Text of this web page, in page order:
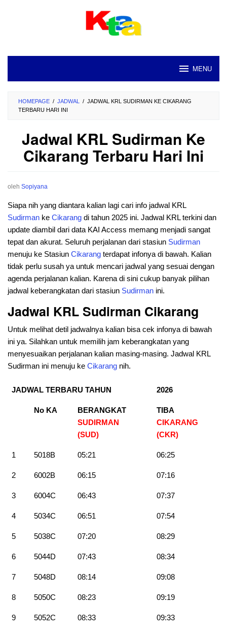
MENU
HOMEPAGE / JADWAL / JADWAL KRL SUDIRMAN KE CIKARANG
TERBARU HARI INI
Jadwal KRL Sudirman Ke
Cikarang Terbaru Hari Ini
oleh Sopiyana
Siapa nih yang diantara kalian lagi cari info jadwal KRL
Sudirman ke Cikarang di tahun 2025 ini. Jadwal KRL terkini dan
update diambil dari data KAI Access memang menjadi sangat
tepat dan akurat. Seluruh perjalanan dari stasiun Sudirman
menuju ke Stasiun Cikarang terdapat infonya di bawah. Kalian
tidak perlu susah ya untuk mencari jadwal yang sesuai dengan
agenda perjalanan kalian. Karena di sini cukup banyak pilihan
jadwal keberangkatan dari stasiun Sudirman ini.
Jadwal KRL Sudirman Cikarang
Untuk melihat detil jadwalnya kalian bisa cek infonya di bawah
ini ya. Silahkan untuk memilih jam keberangkatan yang
menyesuaikan perjalanan kalian masing-masing. Jadwal KRL
Sudirman ini menuju ke Cikarang nih.
JADWAL TERBARU TAHUN 2026
No KA
BERANGKAT
SUDIRMAN
(SUD)
TIBA
CIKARANG
(CKR)
1 5018B 05:21 06:25
2 6002B 06:15 07:16
3 6004C 06:43 07:37
4 5034C 06:51 07:54
5 5038C 07:20 08:29
6 5044D 07:43 08:34
7 5048D 08:14 09:08
8 5050C 08:23 09:19
9 5052C 08:33 09:33